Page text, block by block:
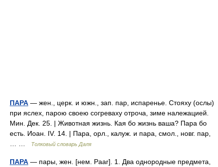
ПАРА — жен., церк. и южн., зап. пар, испаренье. Стояху (ослы)
при яслех, парою своею согреваху отроча, зиме належацией.
Мин. Дек. 25. | Животная жизнь. Кая бо жизнь ваша? Пара бо
есть. Иоан. IV. 14. | Пара, орл., калуж. и пара, смол., новг. пар,
Толковый словарь Даля
ПАРА — пары, жен. [нем. Paar]. 1. Два однородные предмета,